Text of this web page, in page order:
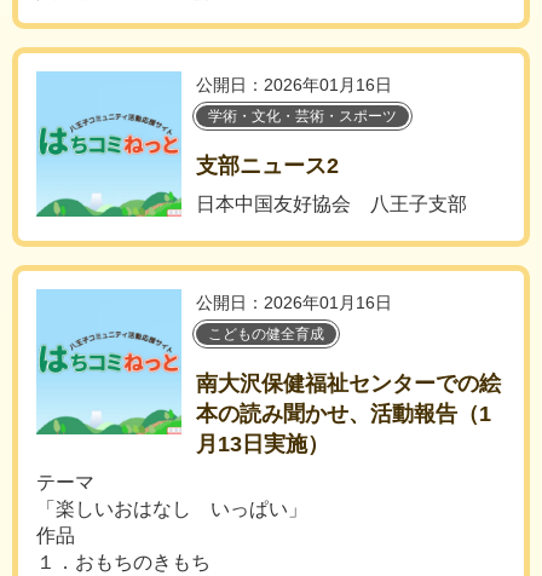
公開日：2026年01月16日
学術・文化・芸術・スポーツ
支部ニュース2
日本中国友好協会 八王子支部
公開日：2026年01月16日
こどもの健全育成
南大沢保健福祉センターでの絵
本の読み聞かせ、活動報告（1
月13日実施）
テーマ
「楽しいおはなし いっぱい」
作品
１．おもちのきもち